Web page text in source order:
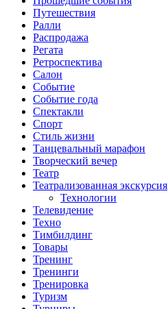
Путешествия
Ралли
Распродажа
Регата
Ретроспектива
Салон
Событие
Событие года
Спектакли
Спорт
Стиль жизни
Танцевальный марафон
Творческий вечер
Театр
Театрализованная экскурсия
Технологии
Телевидение
Техно
Тимбилдинг
Товары
Тренинг
Тренинги
Тренировка
Туризм